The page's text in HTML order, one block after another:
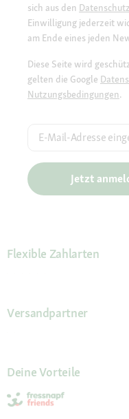
sich aus den
Einwilligung jederzeit
am Ende eines jeden
Diese Seite wird
gelten die Google
Nutzungsbedingungen.
E-Mail-Adresse
Jetzt
Flexible Zahlarten
Versandpartner
Deine Vorteile